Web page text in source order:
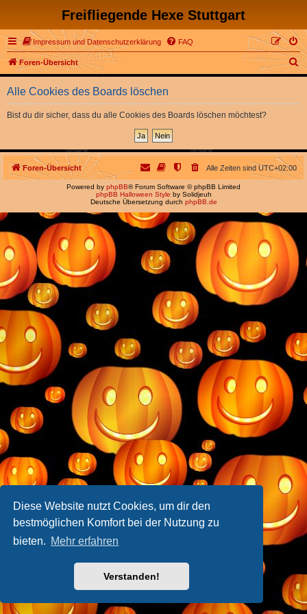
Diese Website nutzt Cookies, um dir den
bestmöglichen Komfort bei der Nutzung zu
bieten. Mehr erfahren
Verstanden!
Freifliegende Hexe Stuttgart
Impressum und Datenschutzerklärung FAQ
Foren-Übersicht
S
u
Alle Cookies des Boards löschen
Bist du dir sicher, dass du alle Cookies des Boards löschen möchtest?
Foren-Übersicht Alle Zeiten sindUTC+02:00
Powered by phpBB® Forum Software © phpBB Limited
phpBB Halloween Style by Solidjeuh
Deutsche Übersetzung durch phpBB.de